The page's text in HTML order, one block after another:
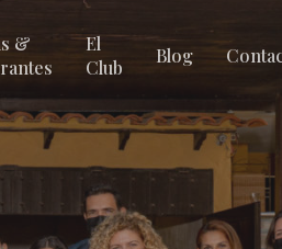
&
El
Club
Blog